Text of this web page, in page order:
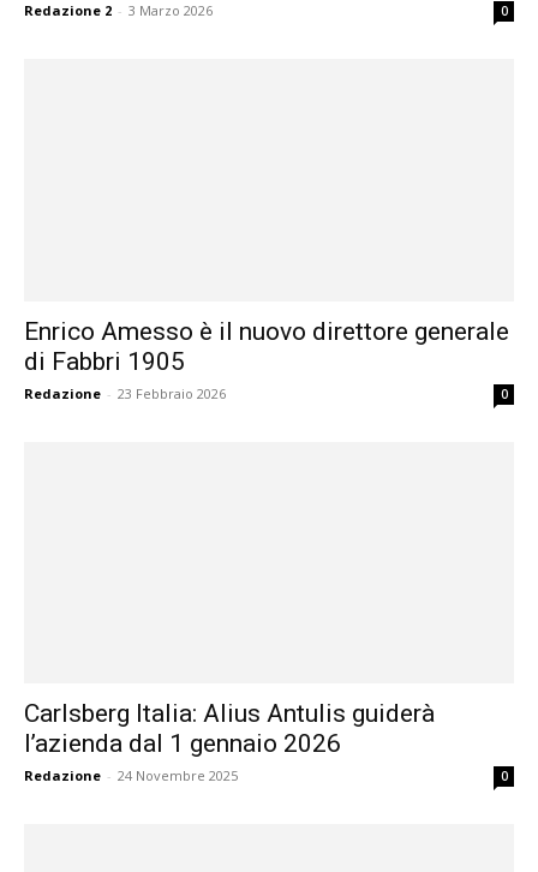
Redazione 2 - 3 Marzo 2026 0
Enrico Amesso è il nuovo direttore generale
di Fabbri 1905
Redazione - 23 Febbraio 2026 0
Carlsberg Italia: Alius Antulis guiderà
l’azienda dal 1 gennaio 2026
Redazione - 24 Novembre 2025 0